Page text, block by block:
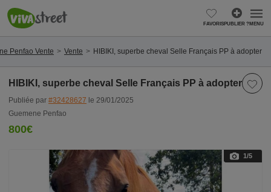
FAVORISPUBLIER ?MENU
Penfao Vente Vente HIBIKI, superbe cheval Selle Français PP à adopter
HIBIKI, superbe cheval Selle Français PP à adopter
Publiée par #32428627 le 29/01/2025
Guemene Penfao
800€
1/5